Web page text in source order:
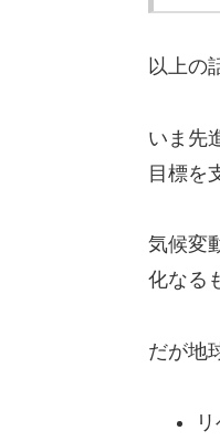
以上の
いま先
目標を
気候変
化なる
だが地